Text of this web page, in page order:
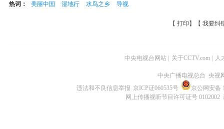
热词： 美丽中国 湿地行 水鸟之乡 导视
【 打印 】【 我要纠
中央电视台网站 关于CCTV.com 人
中央广播电视总台 央视
违法和不良信息举报 京ICP证060535号
京公网安备
网上传播视听节目许可证号 0102002